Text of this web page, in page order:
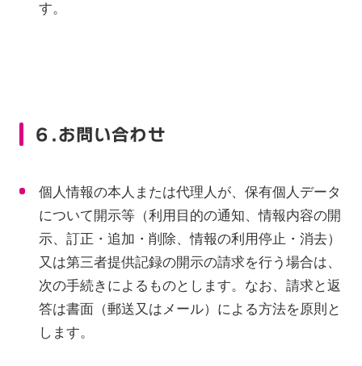
す。
６.お問い合わせ
個人情報の本人または代理人が、保有個人データ
について開示等（利用目的の通知、情報内容の開
示、訂正・追加・削除、情報の利用停止・消去）
又は第三者提供記録の開示の請求を行う場合は、
次の手続きによるものとします。なお、請求と返
答は書面（郵送又はメール）による方法を原則と
します。